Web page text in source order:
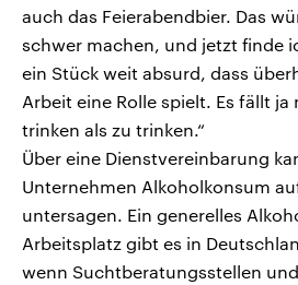
auch das Feierabendbier. Das
schwer machen, und jetzt finde
ein Stück weit absurd, dass
Arbeit eine Rolle spielt. Es fällt
trinken als zu trinken.“
Über eine Dienstvereinbarung
Unternehmen Alkoholkonsum
untersagen. Ein generelles
Arbeitsplatz gibt es in
wenn Suchtberatungsstellen